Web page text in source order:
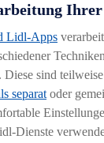
oder beim
für das
Kunden
Ihrer
Lidl-Apps
sind
separat oder
Dienste